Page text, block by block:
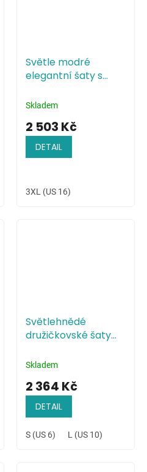
Světle modré
elegantní šaty s
živůtkem
Skladem
2 503 Kč
DETAIL
3XL (US 16)
(US 14)
Světlehnědé
družičkovské šaty
stylu
Skladem
2 364 Kč
DETAIL
S (US 6) L (US 10)